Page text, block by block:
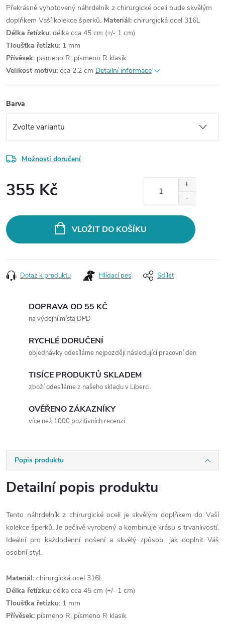
Překrásně vyhotovený náhrdelník z chirurgické oceli bude skvělým
doplňkem Vaší kolekce šperků. Materiál: chirurgická ocel 316L
Délka řetízku: délka cca 45 cm (+/- 1 cm)
Tloušťka řetízku: 1 mm
Přívěsek: písmeno R, písmeno R klasik
Velikost motivu: cca 2,2 cm Detailní informace
Barva
Možnosti doručení
355 Kč
VLOŽIT DO KOŠÍKU
Dotaz k produktu Hlídací pes Sdílet
DOPRAVA OD 55 KČ
na výdejní místa DPD
RYCHLÉ DORUČENÍ
objednávky odesíláme nejpozději následující pracovní den
TISÍCE PRODUKTŮ SKLADEM
zboží odesíláme z našeho skladu v Liberci.
OVĚŘENO ZÁKAZNÍKY
více než 1000 pozitivních recenzí
Popis produktu
Detailní popis produktu
Tento náhrdelník z chirurgické oceli je skvělým doplňkem do Vaší
kolekce šperků. Je pečlivě vyrobený a kombinuje krásu s trvanlivostí.
Ideální pro každodenní nošení a skvělý způsob, jak doplnit Váš
osobní styl.
Materiál: chirurgická ocel 316L
Délka řetízku: délka cca 45 cm (+/- 1 cm)
Tloušťka řetízku: 1 mm
Přívěsek: písmeno R, písmeno R klasik